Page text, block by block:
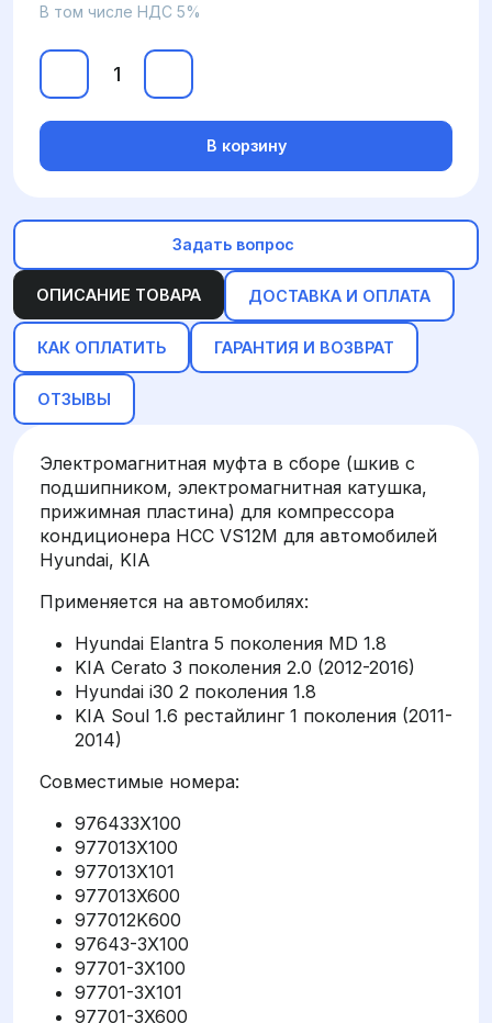
ОПИСАНИЕ ТОВАРА ДОСТАВКА И ОПЛАТА
КАК ОПЛАТИТЬ ГАРАНТИЯ И ВОЗВРАТ
ОТЗЫВЫ
Электромагнитная муфта в сборе (шкив с
подшипником, электромагнитная катушка,
прижимная пластина) для компрессора
кондиционера HCC VS12M для автомобилей
Hyundai, KIA
Применяется на автомобилях:
Hyundai Elantra 5 поколения MD 1.8
KIA Cerato 3 поколения 2.0 (2012-2016)
Hyundai i30 2 поколения 1.8
KIA Soul 1.6 рестайлинг 1 поколения (2011-
2014)
Совместимые номера:
976433X100
977013X100
977013X101
977013X600
977012K600
97643-3X100
97701-3X100
97701-3X101
97701-3X600
В том числе НДС 5%
В корзину
Задать вопрос